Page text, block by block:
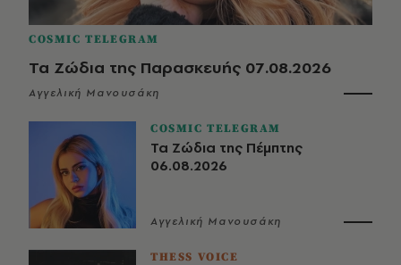
COSMIC TELEGRAM
Τα Ζώδια της Παρασκευής 07.08.2026
Αγγελική Μανουσάκη
COSMIC TELEGRAM
Τα Ζώδια της Πέμπτης
06.08.2026
Αγγελική Μανουσάκη
THESS VOICE